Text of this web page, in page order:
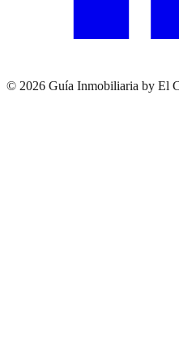
© 2026 Guía Inmobiliaria by El